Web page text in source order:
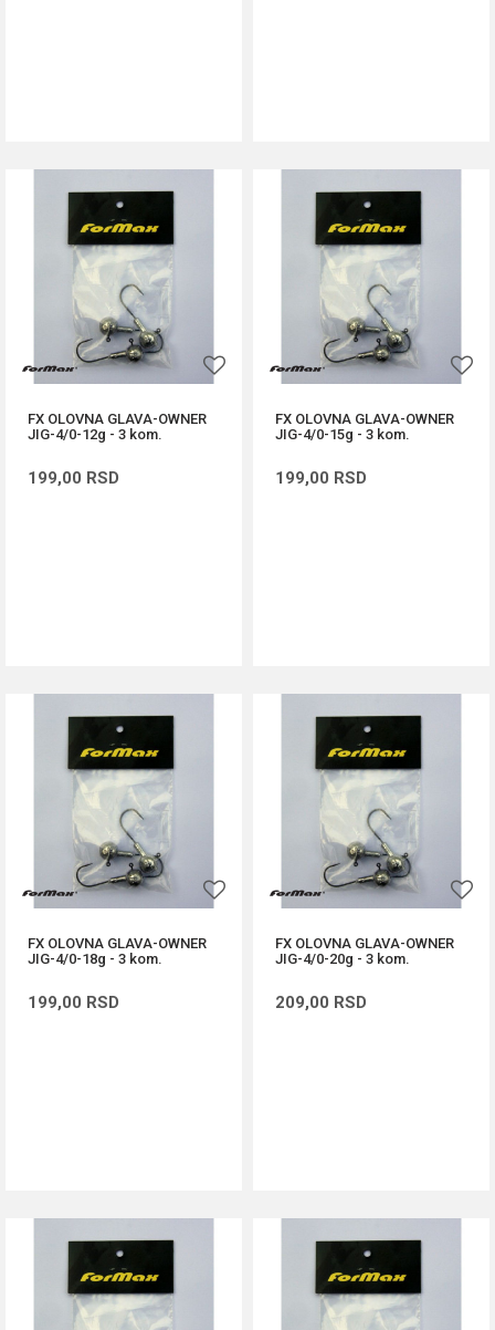
FX OLOVNA GLAVA-OWNER
JIG-4/0-12g - 3 kom.
199,00 RSD
FX OLOVNA GLAVA-OWNER
JIG-4/0-15g - 3 kom.
199,00 RSD
FX OLOVNA GLAVA-OWNER
JIG-4/0-18g - 3 kom.
199,00 RSD
FX OLOVNA GLAVA-OWNER
JIG-4/0-20g - 3 kom.
209,00 RSD